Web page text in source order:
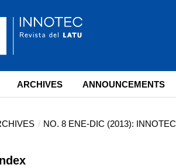
ARCHIVES ANNOUNCEMENTS
/ NO. 8 ENE-DIC (2013): INNOTEC